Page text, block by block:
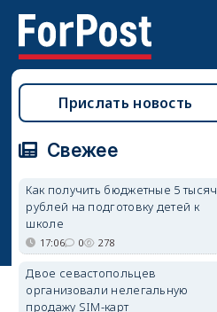
Прислать новость
Свежее
Как получить бюджетные 5 тысяч
рублей на подготовку детей к
школе
17:06 0 278
Двое севастопольцев
организовали нелегальную
продажу SIM-карт